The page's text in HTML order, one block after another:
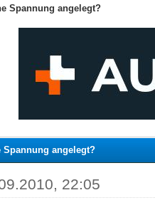
Spannung angelegt?
Spannung angelegt?
22:05